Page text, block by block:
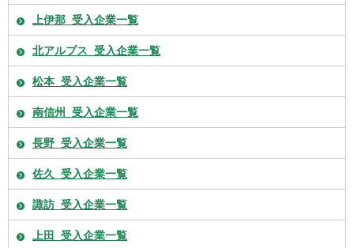
上伊那_受入企業一覧
北アルプス_受入企業一覧
松本_受入企業一覧
南信州_受入企業一覧
長野_受入企業一覧
佐久_受入企業一覧
諏訪_受入企業一覧
上田_受入企業一覧